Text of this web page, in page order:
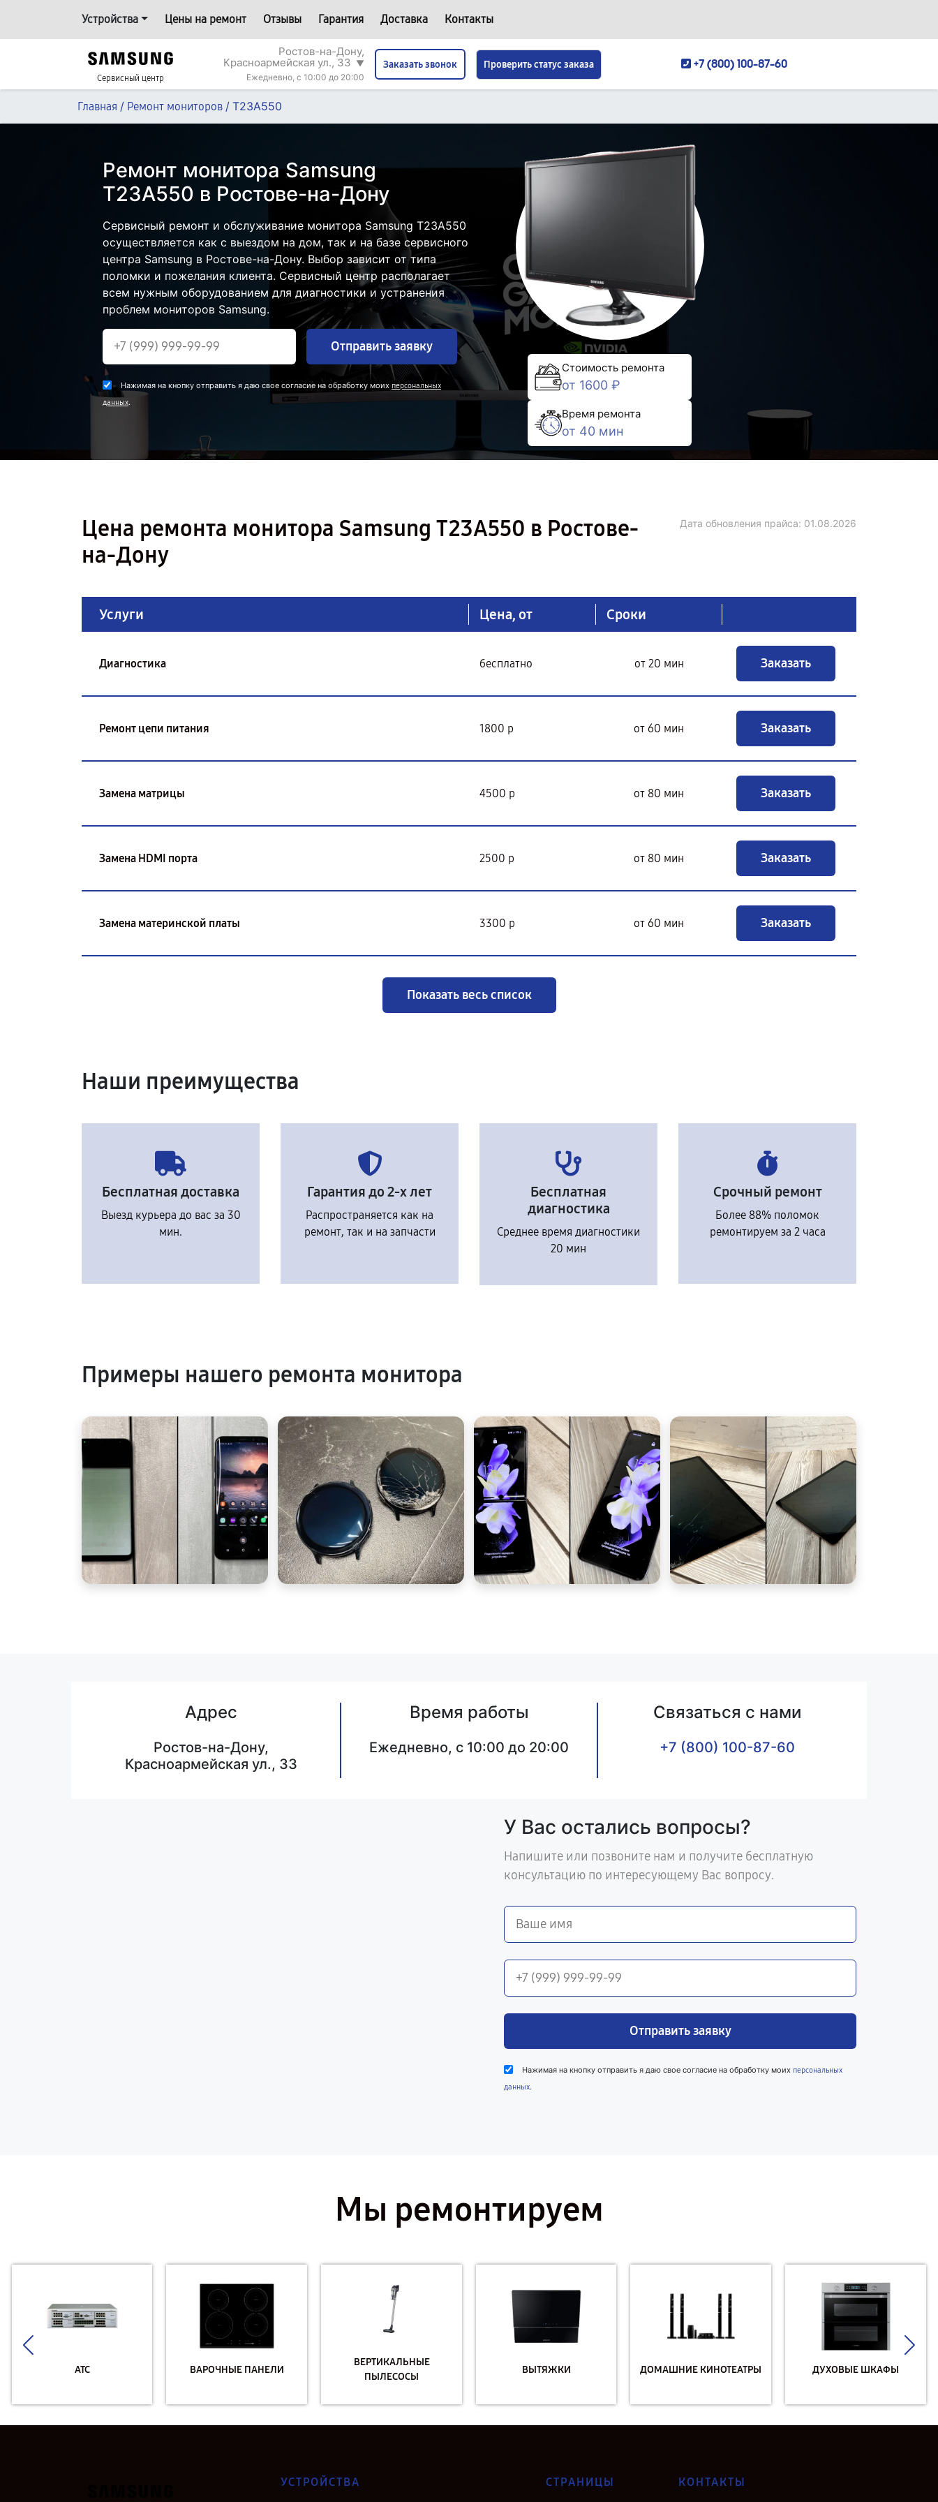
Устройства Цены на ремонт Отзывы Гарантия Доставка Контакты
Сервисный центр
Ростов-на-Дону,
Красноармейская ул., 33 ▼
Ежедневно, с 10:00 до 20:00
Заказать звонок Проверить статус заказа +7 (800) 100-87-60
Главная / Ремонт мониторов / T23A550
Ремонт монитора Samsung
T23A550 в Ростове-на-Дону
Сервисный ремонт и обслуживание монитора Samsung T23A550
осуществляется как с выездом на дом, так и на базе сервисного
центра Samsung в Ростове-на-Дону. Выбор зависит от типа
поломки и пожелания клиента. Сервисный центр располагает
всем нужным оборудованием для диагностики и устранения
проблем мониторов Samsung.
Отправить заявку
Нажимая на кнопку отправить я даю свое согласие на обработку моихперсональных
данных.
Стоимость ремонта
от 1600 ₽
Время ремонта
от 40 мин
Цена ремонта монитора Samsung T23A550 в Ростове-
на-Дону
Дата обновления прайса: 01.08.2026
Услуги Цена, от Сроки
Диагностика бесплатно от 20 мин Заказать
Ремонт цепи питания 1800 р от 60 мин Заказать
Замена матрицы 4500 р от 80 мин Заказать
Замена HDMI порта 2500 р от 80 мин Заказать
Замена материнской платы 3300 р от 60 мин Заказать
Показать весь список
Наши преимущества
Бесплатная доставка
Выезд курьера до вас за 30
мин.
Гарантия до 2-х лет
Распространяется как на
ремонт, так и на запчасти
Бесплатная
диагностика
Среднее время диагностики
20 мин
Срочный ремонт
Более 88% поломок
ремонтируем за 2 часа
Примеры нашего ремонта монитора
Адрес
Ростов-на-Дону,
Красноармейская ул., 33
Время работы
Ежедневно, с 10:00 до 20:00
Связаться с нами
+7 (800) 100-87-60
У Вас остались вопросы?
Напишите или позвоните нам и получите бесплатную
консультацию по интересующему Вас вопросу.
Отправить заявку
Нажимая на кнопку отправить я даю свое согласие на обработку моих персональных
данных.
Мы ремонтируем
АТС ВАРОЧНЫЕ ПАНЕЛИ
ВЕРТИКАЛЬНЫЕ
ПЫЛЕСОСЫ
ВЫТЯЖКИ ДОМАШНИЕ КИНОТЕАТРЫ ДУХОВЫЕ ШКАФЫ
УСТРОЙСТВА СТРАНИЦЫ КОНТАКТЫ